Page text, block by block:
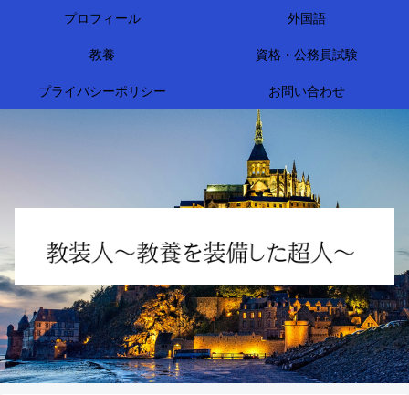
プロフィール 外国語
教養 資格・公務員試験
プライバシーポリシー お問い合わせ